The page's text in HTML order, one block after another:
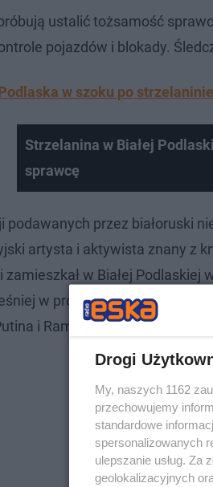
ustalić tożsamość
pojazdów i blokady.
w szoku po
Strzelanina w Białej
sprawcę
podawanych przez białoruski
artysta i aktywista znany z
zamieszkał w Białej
w protestach przeciwko
i Ramzana Kadyrowa.
Drogi
My, naszych 1162
przechowujemy
standardowe
spersonalizowanych
ulepszanie usług. Za
geolokalizacyjnych